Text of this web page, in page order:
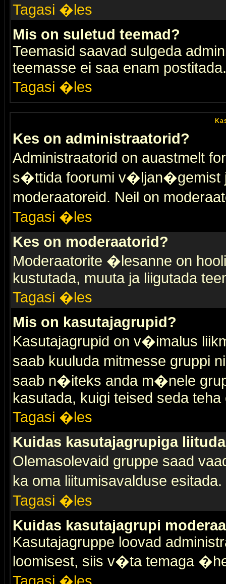
Tagasi �les
Mis on suletud teemad?
Teemasid saavad sulgeda
teemasse ei saa enam postitada.
Tagasi �les
Kes on administraatorid?
Administraatorid on auastmelt
s�ttida foorumi v�ljan�gemist
moderaatoreid. Neil on
Tagasi �les
Kes on moderaatorid?
Moderaatorite �lesanne on
kustutada, muuta ja liigutada
Tagasi �les
Mis on kasutajagrupid?
Kasutajagrupid on v�imalus
saab kuuluda mitmesse gruppi
saab n�iteks anda m�nele
kasutada, kuigi teised seda teha
Tagasi �les
Kuidas kasutajagrupiga
Olemasolevaid gruppe saad
ka oma liitumisavalduse
Tagasi �les
Kuidas kasutajagrupi
Kasutajagruppe loovad
loomisest, siis v�ta temaga